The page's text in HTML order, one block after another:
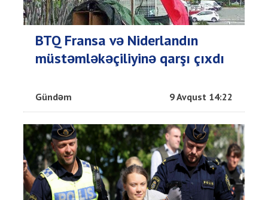
BTQ Fransa və Niderlandın
müstəmləkəçiliyinə qarşı çıxdı
Gündəm 9 Avqust 14:22